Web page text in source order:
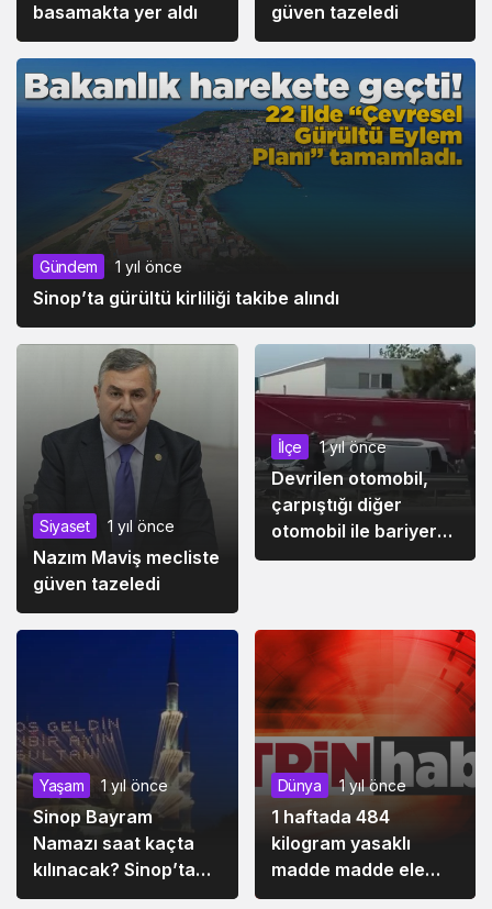
basamakta yer aldı
güven tazeledi
Gündem 1 yıl önce
Sinop’ta gürültü kirliliği takibe alındı
Siyaset 1 yıl önce
Nazım Maviş mecliste
güven tazeledi
İlçe 1 yıl önce
Devrilen otomobil,
çarpıştığı diğer
otomobil ile bariyer
arasına sıkıştı
Yaşam 1 yıl önce
Sinop Bayram
Namazı saat kaçta
kılınacak? Sinop’ta
Ramazan Bayramı
Dünya 1 yıl önce
1 haftada 484
kilogram yasaklı
madde madde ele
geçirildi